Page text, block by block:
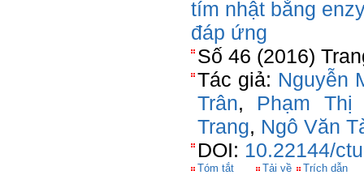
tím nhật bằng
đáp ứng
Số 46 (2016)
Tác giả: Nguyễn
Trân, Phạm Thị
Trang, Ngô Văn
DOI: 10.22144/
Tóm tắt Tải về Trích dẫn